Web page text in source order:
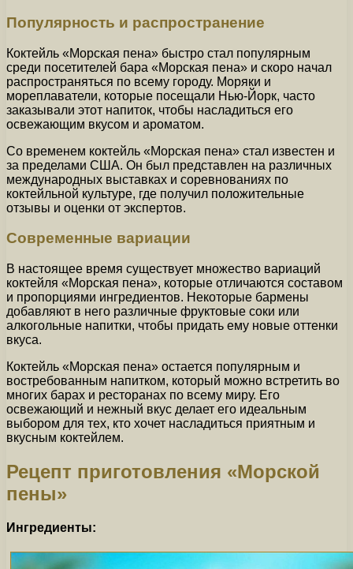
Популярность и распространение
Коктейль «Морская пена» быстро стал популярным
среди посетителей бара «Морская пена» и скоро начал
распространяться по всему городу. Моряки и
мореплаватели, которые посещали Нью-Йорк, часто
заказывали этот напиток, чтобы насладиться его
освежающим вкусом и ароматом.
Со временем коктейль «Морская пена» стал известен и
за пределами США. Он был представлен на различных
международных выставках и соревнованиях по
коктейльной культуре, где получил положительные
отзывы и оценки от экспертов.
Современные вариации
В настоящее время существует множество вариаций
коктейля «Морская пена», которые отличаются составом
и пропорциями ингредиентов. Некоторые бармены
добавляют в него различные фруктовые соки или
алкогольные напитки, чтобы придать ему новые оттенки
вкуса.
Коктейль «Морская пена» остается популярным и
востребованным напитком, который можно встретить во
многих барах и ресторанах по всему миру. Его
освежающий и нежный вкус делает его идеальным
выбором для тех, кто хочет насладиться приятным и
вкусным коктейлем.
Рецепт приготовления «Морской
пены»
Ингредиенты: